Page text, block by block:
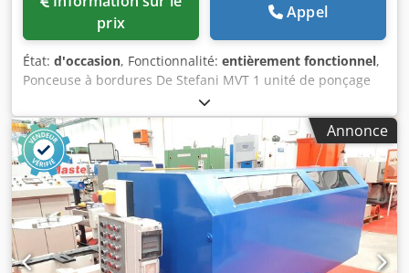
prix
Appel
État: d'occasion, Fonctionnalité: entièrement fonctionnel,
Ponceuse à bordures De Stefani MVT 1 unité de ponçage
Hauteur maximale de la pièce : 100 mm Moteur de l’unité
de ponçage : 2,5 kW Unité de ponçage à affûtage
automatique Cjdpfx Aaeznu D Re Esrf Réglage manuel de
l’unité de ponçage Réglage manuel de l’angle de l’unité
Unité de ponceuse avec oscillation Vitesse d’avance
réglable à l’aide d’un variateur Moteur d’avance de 0,74 kW
Annonce